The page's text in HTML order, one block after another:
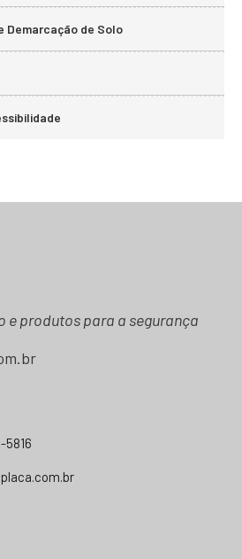
Demarcação de Solo
e produtos para a segurança
5816